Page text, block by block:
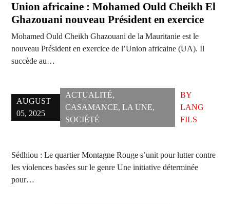
Union africaine : Mohamed Ould Cheikh El
Ghazouani nouveau Président en exercice
Mohamed Ould Cheikh Ghazouani de la Mauritanie est le
nouveau Président en exercice de l’Union africaine (UA). Il
succède au…
AUGUST
05, 2025
ACTUALITÉ,
CASAMANCE,LA UNE,
SOCIÉTÉ
BY
LANG
FILS
Sédhiou : Le quartier Montagne Rouge s’unit pour lutter contre
les violences basées sur le genre Une initiative déterminée
pour…